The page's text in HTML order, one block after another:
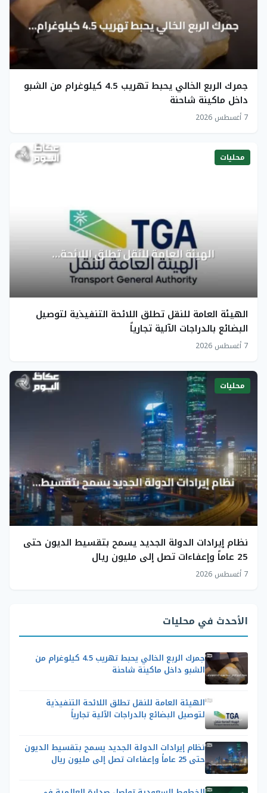
جمرك الربع الخالي يحبط تهريب 4.5 كيلوغرام من الشبو
داخل ماكينة شاحنة
7 أغسطس 2026
محليات
الهيئة العامة للنقل تطلق اللائحة التنفيذية لتوصيل
البضائع بالدراجات الآلية تجارياً
7 أغسطس 2026
محليات
نظام إيرادات الدولة الجديد يسمح بتقسيط الديون حتى
25 عاماً وإعفاءات تصل إلى مليون ريال
7 أغسطس 2026
الأحدث في محليات
جمرك الربع الخالي يحبط تهريب 4.5 كيلوغرام من
الشبو داخل ماكينة شاحنة
الهيئة العامة للنقل تطلق اللائحة التنفيذية
لتوصيل البضائع بالدراجات الآلية تجارياً
نظام إيرادات الدولة الجديد يسمح بتقسيط الديون
حتى 25 عاماً وإعفاءات تصل إلى مليون ريال